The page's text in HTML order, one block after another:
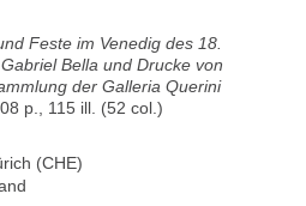
Feste im Venedig des 18.
Bella und Drucke von
der Galleria Querini
p., 115 ill. (52 col.)
(CHE)